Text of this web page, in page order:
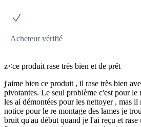
Acheteur vérifié
z<ce produit rase très bien et de prêt
j'aime bien ce produit , il rase très bien
pivotantes. Le seul problème c'est pour le
les ai démontées pour les nettoyer , mas il
notice pour le re montage des lames je
bruit qu'au début quand je l'ai reçu et rase